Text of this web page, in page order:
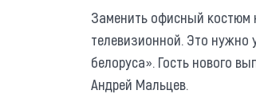
Заменить офисный костюм
телевизионной. Это нужно
белоруса». Гость нового
Андрей Мальцев.